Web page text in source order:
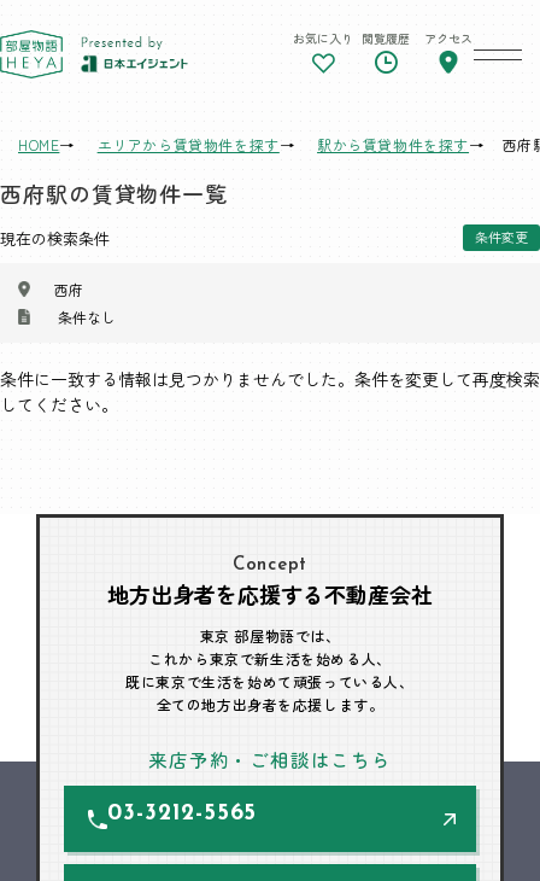
東京 部屋物語 お気に入り 閲覧履歴 アクセス
HOME エリアから賃貸物件を探す 駅から賃貸物件を探す 西府
西府駅の賃貸物件一覧
現在の検索条件 条件変更
西府
条件なし
条件に一致する情報は見つかりませんでした。条件を変更して再度検索
してください。
Concept
地方出身者を応援する不動産会社
東京 部屋物語では、
これから東京で新生活を始める人、
既に東京で生活を始めて頑張っている人、
全ての地方出身者を応援します。
来店予約・ご相談はこちら
03-3212-5565